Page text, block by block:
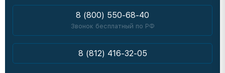
8 (800) 550-68-40
Звонок бесплатный по РФ
8 (812) 416-32-05